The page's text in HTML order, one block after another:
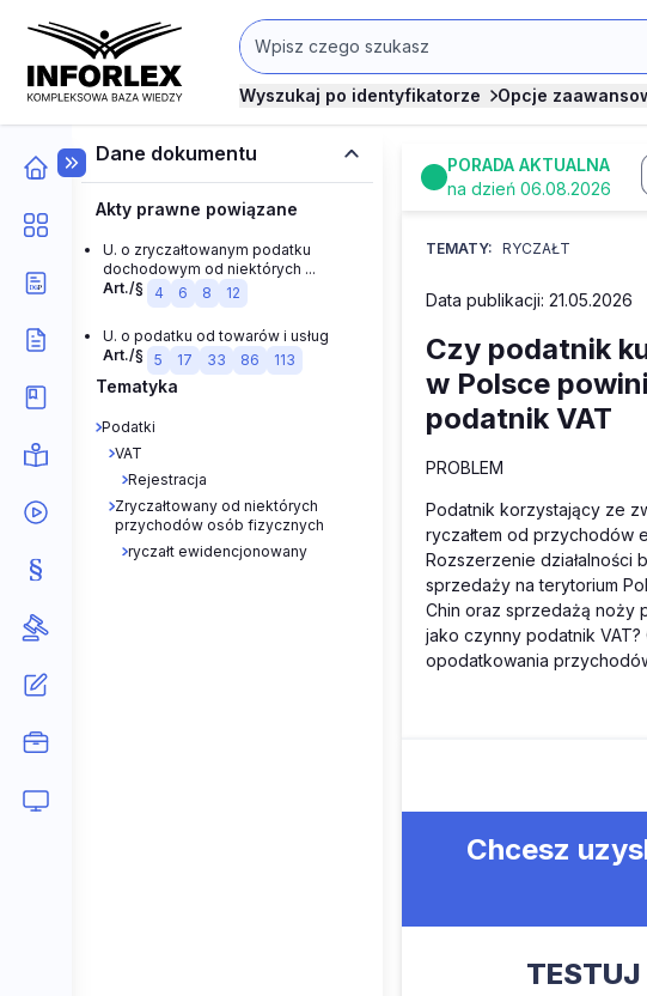
Wyszukaj po identyfikatorze Opcje
Dane dokumentu
Akty prawne powiązane
U. o zryczałtowanym podatku
dochodowym od niektórych ...
Art./§
4 6 8 12
U. o podatku od towarów i usług
Art./§
5 17 33 86 113
Tematyka
Podatki
VAT
Rejestracja
Zryczałtowany od niektórych
przychodów osób fizycznych
ryczałt ewidencjonowany
PORADA AKTUALNA
na dzień 06.08.2026
TEMATY: RYCZAŁT
Data publikacji: 21.05.2026
Czy podatnik
w Polsce
podatnik VAT
PROBLEM
Podatnik korzystający ze
ryczałtem od przychodów
Rozszerzenie działalności
sprzedaży na terytorium
Chin oraz sprzedażą noży
jako czynny podatnik
opodatkowania
Chcesz